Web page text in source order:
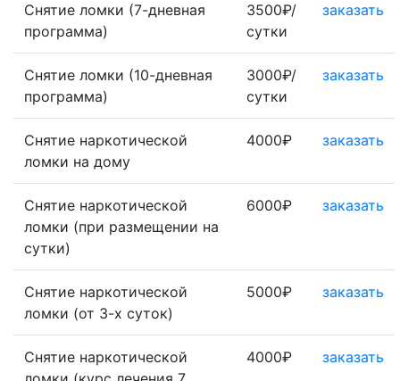
Снятие ломки (7-дневная
программа)
3500₽/
сутки
заказать
Снятие ломки (10-дневная
программа)
3000₽/
сутки
заказать
Снятие наркотической
ломки на дому
4000₽ заказать
Снятие наркотической
ломки (при размещении на
сутки)
6000₽ заказать
Снятие наркотической
ломки (от 3-х суток)
5000₽ заказать
Снятие наркотической
4000₽ заказать